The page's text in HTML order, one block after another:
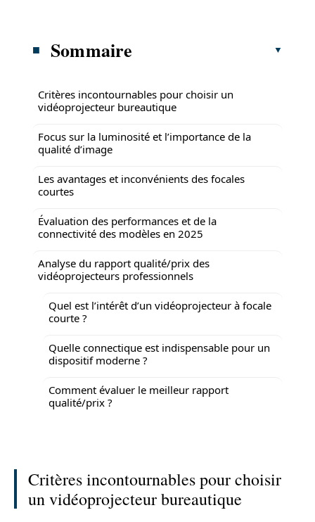
Sommaire
Critères incontournables pour choisir un
vidéoprojecteur bureautique
Focus sur la luminosité et l’importance de la
qualité d’image
Les avantages et inconvénients des focales
courtes
Évaluation des performances et de la
connectivité des modèles en 2025
Analyse du rapport qualité/prix des
vidéoprojecteurs professionnels
Quel est l’intérêt d’un vidéoprojecteur à focale
courte ?
Quelle connectique est indispensable pour un
dispositif moderne ?
Comment évaluer le meilleur rapport
qualité/prix ?
Critères incontournables pour choisir
un vidéoprojecteur bureautique